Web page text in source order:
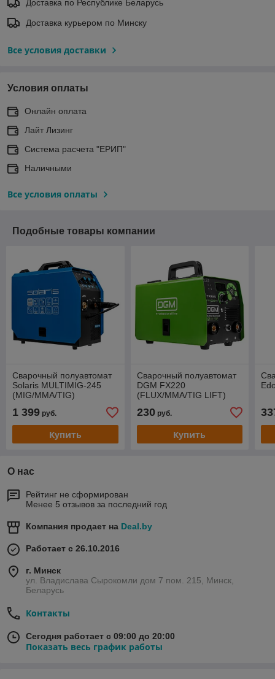
Доставка по Республике Беларусь
Доставка курьером по Минску
Все условия доставки
Условия оплаты
Онлайн оплата
Лайт Лизинг
Система расчета "ЕРИП"
Наличными
Все условия оплаты
Подобные товары компании
Сварочный полуавтомат
Solaris MULTIMIG-245
(MIG/MMA/TIG)
1 399 руб.
Купить
Сварочный полуавтомат
DGM FX220
(FLUX/MMA/TIG LIFT)
230руб.
Купить
О нас
Рейтинг не сформирован
Менее 5 отзывов за последний год
Компания продает на Deal.by
Работает с 26.10.2016
г. Минск
ул. Владислава Сырокомли дом 7 пом. 215, Минск,
Беларусь
Контакты
Сегодня работает с 09:00 до 20:00
Показать весь график работы